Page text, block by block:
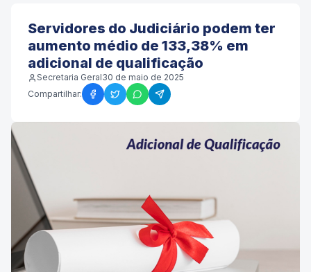
Servidores do Judiciário podem ter
aumento médio de 133,38% em
adicional de qualificação
Secretaria Geral30 de maio de 2025
Compartilhar: